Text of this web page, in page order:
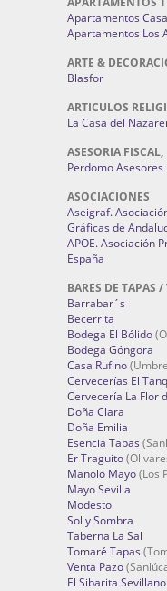
Apartamentos
Apartamentos Los
ARTE &
Blasfor
ARTICULOS
La Casa del
ASESORIA
Perdomo Asesores
ASOCIACIONES
Aseigraf.
Gráficas de
APOE. Asociación
España
BARES DE TAPAS
Barrabar´s
Becerrita
Bodega El Bólido
Bodega Góngora
Casa Rufino
Cervecerías El
Cervecería La Flor
Doña Clara
Doña Emilia
Esencia Tapas
Er Traguito
Manolo Mayo(Los
Mayo Sevilla
Modesto
Sol y Sombra
Taberna La Sal
Tomaré Tapas
Venta Pazo
El Sibarita Sevillano